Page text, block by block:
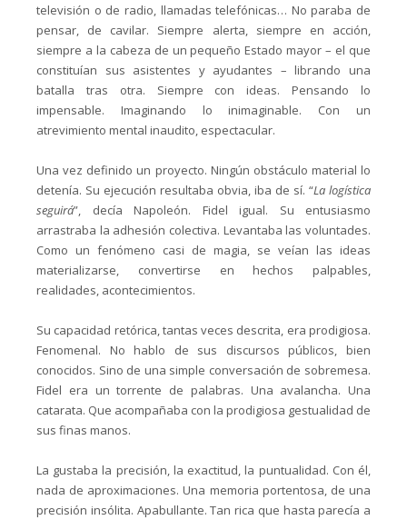
televisión o de radio, llamadas telefónicas… No paraba de
pensar, de cavilar. Siempre alerta, siempre en acción,
siempre a la cabeza de un pequeño Estado mayor – el que
constituían sus asistentes y ayudantes – librando una
batalla tras otra. Siempre con ideas. Pensando lo
impensable. Imaginando lo inimaginable. Con un
atrevimiento mental inaudito, espectacular.
Una vez definido un proyecto. Ningún obstáculo material lo
detenía. Su ejecución resultaba obvia, iba de sí. “La logística
seguirá”, decía Napoleón. Fidel igual. Su entusiasmo
arrastraba la adhesión colectiva. Levantaba las voluntades.
Como un fenómeno casi de magia, se veían las ideas
materializarse, convertirse en hechos palpables,
realidades, acontecimientos.
Su capacidad retórica, tantas veces descrita, era prodigiosa.
Fenomenal. No hablo de sus discursos públicos, bien
conocidos. Sino de una simple conversación de sobremesa.
Fidel era un torrente de palabras. Una avalancha. Una
catarata. Que acompañaba con la prodigiosa gestualidad de
sus finas manos.
La gustaba la precisión, la exactitud, la puntualidad. Con él,
nada de aproximaciones. Una memoria portentosa, de una
precisión insólita. Apabullante. Tan rica que hasta parecía a